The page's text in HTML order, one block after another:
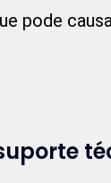
pode